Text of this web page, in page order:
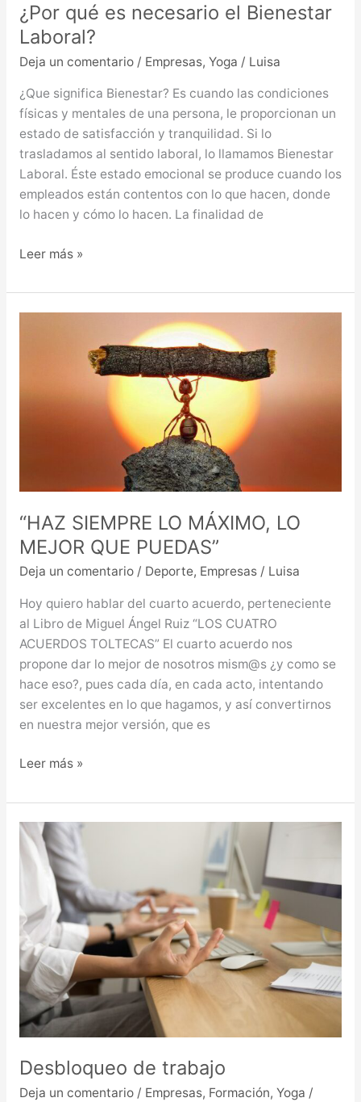
¿Por qué es necesario el Bienestar
Laboral?
Deja un comentario / Empresas, Yoga / Luisa
¿Que significa Bienestar? Es cuando las condiciones
físicas y mentales de una persona, le proporcionan un
estado de satisfacción y tranquilidad. Si lo
trasladamos al sentido laboral, lo llamamos Bienestar
Laboral. Éste estado emocional se produce cuando los
empleados están contentos con lo que hacen, donde
lo hacen y cómo lo hacen. La finalidad de
Leer más »
“HAZ SIEMPRE LO MÁXIMO, LO
MEJOR QUE PUEDAS”
Deja un comentario / Deporte, Empresas/ Luisa
Hoy quiero hablar del cuarto acuerdo, perteneciente
al Libro de Miguel Ángel Ruiz “LOS CUATRO
ACUERDOS TOLTECAS” El cuarto acuerdo nos
propone dar lo mejor de nosotros mism@s ¿y como se
hace eso?, pues cada día, en cada acto, intentando
ser excelentes en lo que hagamos, y así convertirnos
en nuestra mejor versión, que es
Leer más »
Desbloqueo de trabajo
Deja un comentario / Empresas, Formación, Yoga /
Desbloqueo
de
trabajo